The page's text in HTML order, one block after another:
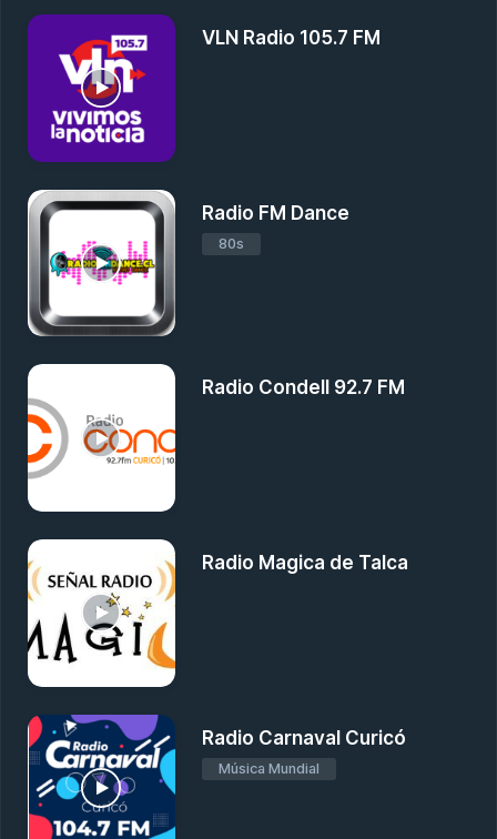
VLN Radio 105.7 FM
Radio FM Dance
80s
Radio Condell 92.7 FM
Radio Magica de Talca
Radio Carnaval Curicó
Música Mundial